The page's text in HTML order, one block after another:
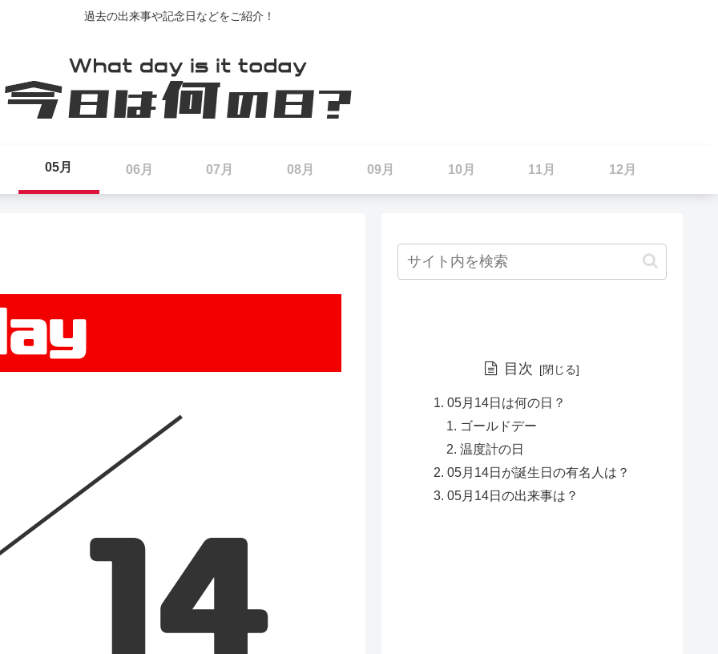
過去の出来事や記念日などをご紹介！
05月 06月 07月 08月 09月 10月 11月 12月
目次
05月14日は何の日？
ゴールドデー
温度計の日
05月14日が誕生日の有名人は？
05月14日の出来事は？